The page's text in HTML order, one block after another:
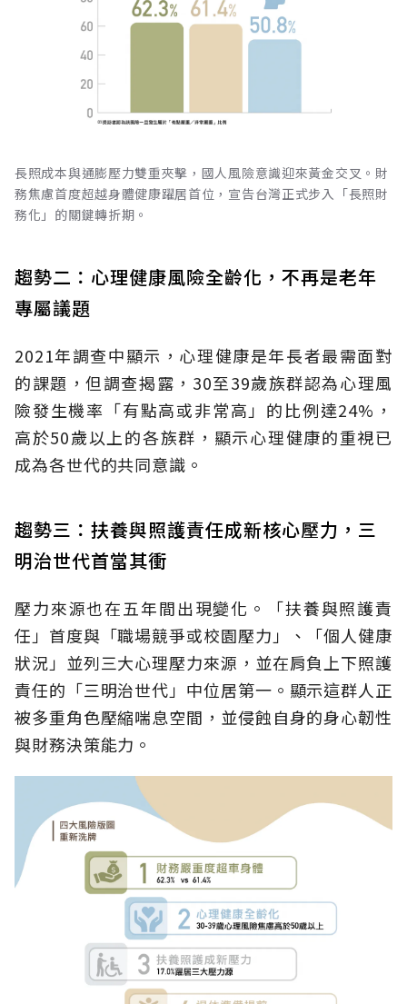
長照成本與通膨壓力雙重夾擊，國人風險意識迎來黃金交叉。財
務焦慮首度超越身體健康躍居首位，宣告台灣正式步入「長照財
務化」的關鍵轉折期。
趨勢二：心理健康風險全齡化，不再是老年
專屬議題
2021年調查中顯示，心理健康是年長者最需面對
的課題，但調查揭露，30至39歲族群認為心理風
險發生機率「有點高或非常高」的比例達24%，
高於50歲以上的各族群，顯示心理健康的重視已
成為各世代的共同意識。
趨勢三：扶養與照護責任成新核心壓力，三
明治世代首當其衝
壓力來源也在五年間出現變化。「扶養與照護責
任」首度與「職場競爭或校園壓力」、「個人健康
狀況」並列三大心理壓力來源，並在肩負上下照護
責任的「三明治世代」中位居第一。顯示這群人正
被多重角色壓縮喘息空間，並侵蝕自身的身心韌性
與財務決策能力。